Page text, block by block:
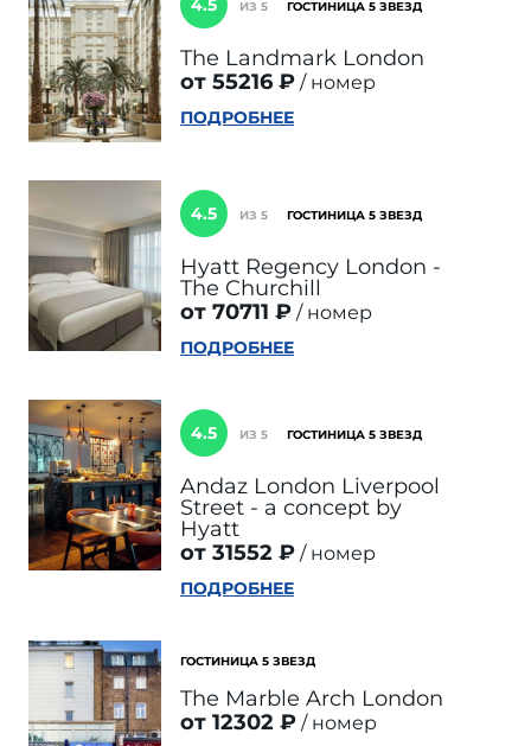
4.5 ИЗ 5 ГОСТИНИЦА 5 ЗВЕЗД
The Landmark London
от 55216 ₽
номер
ПОДРОБНЕЕ
4.5 ИЗ 5 ГОСТИНИЦА 5 ЗВЕЗД
Hyatt Regency London -
The Churchill
от 70711 ₽
номер
ПОДРОБНЕЕ
4.5 ИЗ 5 ГОСТИНИЦА 5 ЗВЕЗД
Andaz London Liverpool
Street - a concept by
Hyatt
от 31552 ₽
номер
ПОДРОБНЕЕ
ГОСТИНИЦА 5 ЗВЕЗД
The Marble Arch London
от 12302 ₽
номер